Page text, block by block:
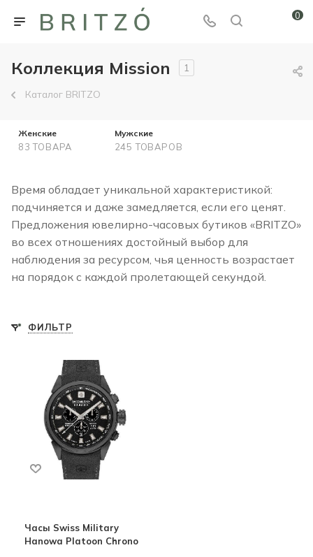
0
Коллекция Mission 1
Каталог BRITZO
Женские
83 ТОВАРА
Мужские
245 ТОВАРОВ
Время обладает уникальной характеристикой:
подчиняется и даже замедляется, если его ценят.
Предложения ювелирно-часовых бутиков «BRITZO»
во всех отношениях достойный выбор для
наблюдения за ресурсом, чья ценность возрастает
на порядок с каждой пролетающей секундой.
ФИЛЬТР
Часы Swiss Military
Hanowa Platoon Chrono